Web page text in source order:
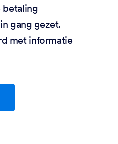
betaling
gang gezet.
met informatie